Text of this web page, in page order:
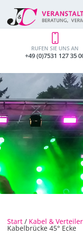
RUFEN SIE UNS AN
+49 (0)7531 127 35
Start / Kabel & Verteiler
Kabelbrücke 45° Ecke